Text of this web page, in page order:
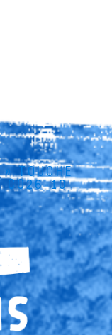
»TOUCHE
CO26-10